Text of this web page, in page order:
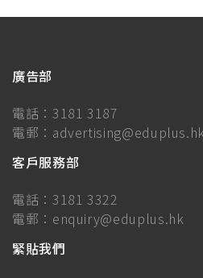
廣告部
電話： 3181 3187
電郵：
客戶服務部
電話： 3181 3322
電郵： enquiry@eduplus.hk
緊貼我們